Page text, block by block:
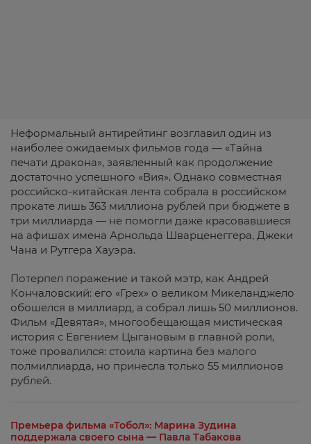
Неформальный антирейтинг возглавил один из
наиболее ожидаемых фильмов года — «Тайна
печати дракона», заявленный как продолжение
достаточно успешного «Вия». Однако совместная
российско-китайская лента собрала в российском
прокате лишь 363 миллиона рублей при бюджете в
три миллиарда — не помогли даже красовавшиеся
на афишах имена Арнольда Шварценеггера, Джеки
Чана и Рутгера Хауэра.
Потерпел поражение и такой мэтр, как Андрей
Кончаловский: его «Грех» о великом Микеланджело
обошелся в миллиард, а собрал лишь 50 миллионов.
Фильм «Девятая», многообещающая мистическая
история с Евгением Цыгановым в главной роли,
тоже провалился: стоила картина без малого
полмиллиарда, но принесла только 55 миллионов
рублей.
Премьера фильма «Тобол»: Марина Зудина
поддержала своего сына — Павла Табакова